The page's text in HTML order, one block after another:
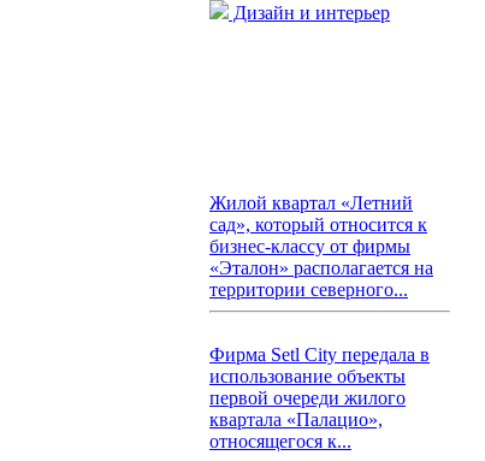
Дизайн и интерьер
Жилой квартал «Летний
сад», который относится к
бизнес-классу от фирмы
«Эталон» располагается на
территории северного...
Фирма Setl City передала в
использование объекты
первой очереди жилого
квартала «Палацио»,
относящегося к...